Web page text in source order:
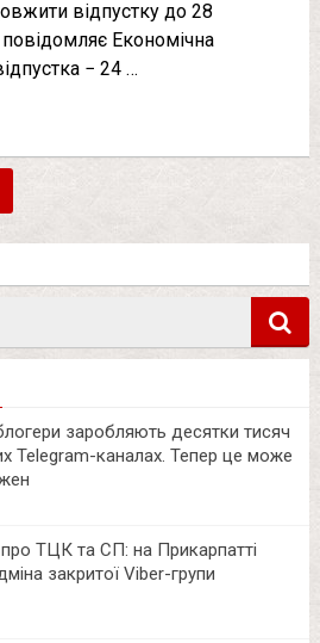
відпустку до 28
Економічна
− 24 …
заробляють десятки тисяч
Telegram-каналах. Тепер це може
про ТЦК та СП: на Прикарпатті
закритої Viber-групи